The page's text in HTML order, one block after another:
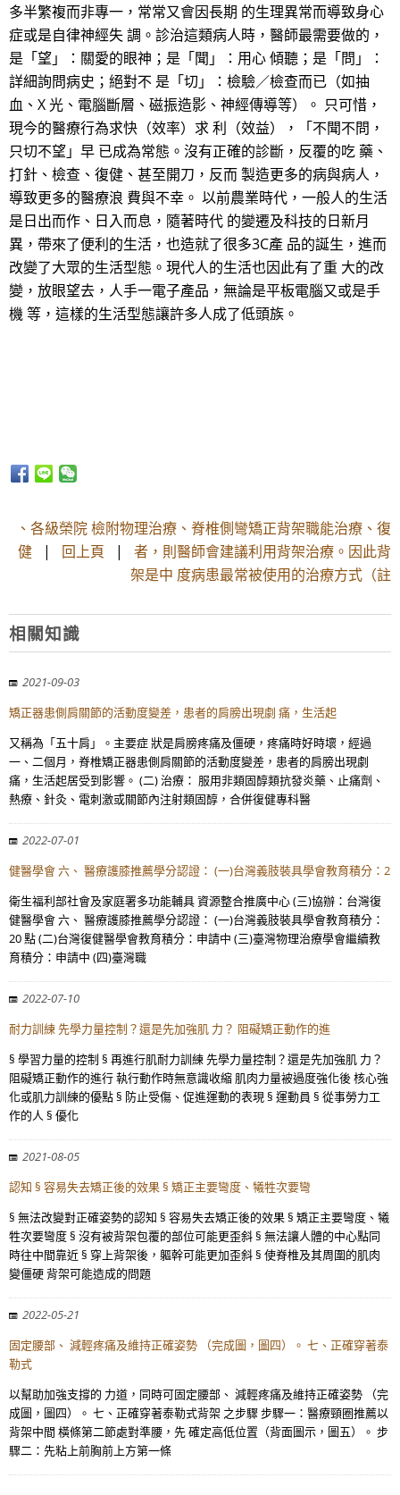
多半繁複而非專一，常常又會因長期 的生理異常而導致身心
症或是自律神經失 調。診治這類病人時，醫師最需要做的，
是「望」：關愛的眼神；是「聞」：用心 傾聽；是「問」：
詳細詢問病史；絕對不 是「切」：檢驗／檢查而已（如抽
血、X 光、電腦斷層、磁振造影、神經傳導等）。 只可惜，
現今的醫療行為求快（效率）求 利（效益），「不聞不問，
只切不望」早 已成為常態。沒有正確的診斷，反覆的吃 藥、
打針、檢查、復健、甚至開刀，反而 製造更多的病與病人，
導致更多的醫療浪 費與不幸。 以前農業時代，一般人的生活
是日出而作、日入而息，隨著時代 的變遷及科技的日新月
異，帶來了便利的生活，也造就了很多3C產 品的誕生，進而
改變了大眾的生活型態。現代人的生活也因此有了重 大的改
變，放眼望去，人手一電子產品，無論是平板電腦又或是手
機 等，這樣的生活型態讓許多人成了低頭族。
、各級榮院 檢附物理治療、脊椎側彎矯正背架職能治療、復
健
| 回上頁 | 者，則醫師會建議利用背架治療。因此背
架是中 度病患最常被使用的治療方式（註
相關知識
2021-09-03
矯正器患側肩關節的活動度變差，患者的肩膀出現劇 痛，生活起
又稱為「五十肩」。主要症 狀是肩膀疼痛及僵硬，疼痛時好時壞，經過
一、二個月，脊椎矯正器患側肩關節的活動度變差，患者的肩膀出現劇
痛，生活起居受到影響。 (二) 治療： 服用非類固醇類抗發炎藥、止痛劑、
熱療、針灸、電刺激或關節內注射類固醇，合併復健專科醫
2022-07-01
健醫學會 六、 醫療護膝推薦學分認證： (一)台灣義肢裝具學會教育積分：2
衛生福利部社會及家庭署多功能輔具 資源整合推廣中心 (三)協辦：台灣復
健醫學會 六、 醫療護膝推薦學分認證： (一)台灣義肢裝具學會教育積分：
20 點 (二)台灣復健醫學會教育積分：申請中 (三)臺灣物理治療學會繼續教
育積分：申請中 (四)臺灣職
2022-07-10
耐力訓練 先學力量控制？還是先加強肌 力？ 阻礙矯正動作的進
§ 學習力量的控制 § 再進行肌耐力訓練 先學力量控制？還是先加強肌 力？
阻礙矯正動作的進行 執行動作時無意識收縮 肌肉力量被過度強化後 核心強
化或肌力訓練的優點 § 防止受傷、促進運動的表現 § 運動員 § 從事勞力工
作的人 § 優化
2021-08-05
認知 § 容易失去矯正後的效果 § 矯正主要彎度、犧牲次要彎
§ 無法改變對正確姿勢的認知 § 容易失去矯正後的效果 § 矯正主要彎度、犧
牲次要彎度 § 沒有被背架包覆的部位可能更歪斜 § 無法讓人體的中心點同
時往中間靠近 § 穿上背架後，軀幹可能更加歪斜 § 使脊椎及其周圍的肌肉
變僵硬 背架可能造成的問題
2022-05-21
固定腰部、 減輕疼痛及維持正確姿勢 （完成圖，圖四）。 七、正確穿著泰
勒式
以幫助加強支撐的 力道，同時可固定腰部、 減輕疼痛及維持正確姿勢 （完
成圖，圖四）。 七、正確穿著泰勒式背架 之步驟 步驟一：醫療頸圈推薦以
背架中間 橫條第二節處對準腰，先 確定高低位置（背面圖示，圖五）。 步
驟二：先粘上前胸前上方第一條